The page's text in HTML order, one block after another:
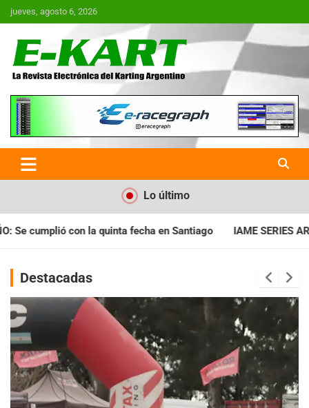
Saltar
al
jueves, agosto 6, 2026
E-Kart.com.ar | La Revista
Electrónica del Karting en
Argentina
Lo último
en Santiago IAME SERIES ARGENTINA: Horarios para la
Destacadas